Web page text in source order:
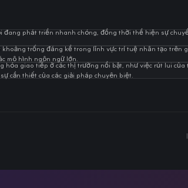
đang phát triển nhanh chóng, đồng thời thể hiện sự
trống đáng kể trong lĩnh vực trí tuệ nhân tạo trên
mô hình ngôn ngữ lớn.
hóa giao tiếp ở các thị trường nổi bật, như việc rút lui
cần thiết của các giải pháp chuyên biệt.